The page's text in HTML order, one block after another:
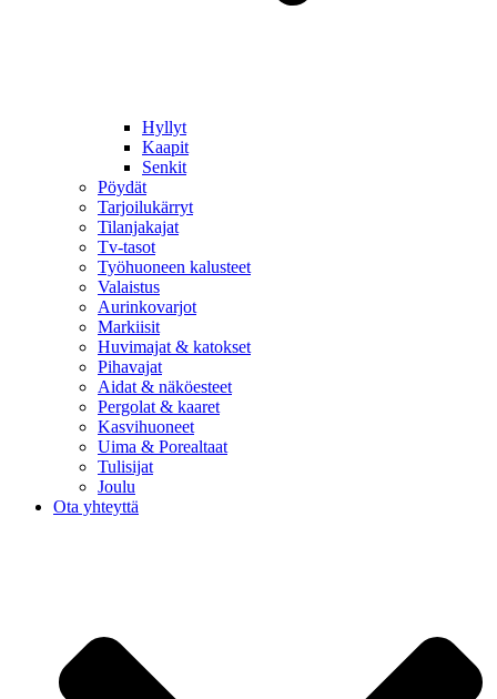
Hyllyt
Kaapit
Senkit
Pöydät
Tarjoilukärryt
Tilanjakajat
Tv-tasot
Työhuoneen kalusteet
Valaistus
Aurinkovarjot
Markiisit
Huvimajat & katokset
Pihavajat
Aidat & näköesteet
Pergolat & kaaret
Kasvihuoneet
Uima & Porealtaat
Tulisijat
Joulu
Ota yhteyttä